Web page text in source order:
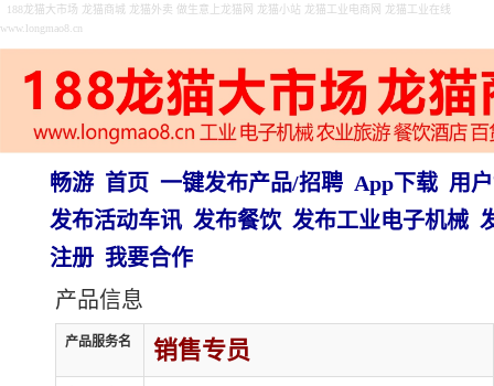
188龙猫大市场 龙猫商城 龙猫外卖 做生意上龙猫网 龙猫小站 龙猫工业电商网 龙猫工业在线
www.longmao8.cn
畅游 首页 一键发布产品/招聘 App下载 用
发布活动车讯 发布餐饮 发布工业电子机械
注册 我要合作
产品信息
产品服务名 销售专员